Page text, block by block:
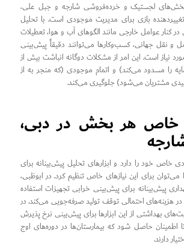
بخش‌های لجستیک و خرده‌فروشی شارجه و جبل علی،
بازی برای مدیریت موجودی است. با تحلیل
کنار عوامل خارجی مانند الگوهای آب و هوا، تعطیلات
نقل جهانی، کسب‌وکارها می‌توانند دقیقاً پیش‌بینی
نیاز است. این امر از مشکلات دوگانه انباشت بیش از
را مسدود می‌کند) و اتمام موجودی (که منجر به از
مشتریان می‌شود) جلوگیری می‌کند.
خاص هر بخش در دبی،
خاص خود را دارد و ابزارهای تحلیل پیش‌بینانه برای
می‌توان برای این نیازهای خاص تنظیم کرد. در ابوظبی،
پیش‌بینانه برای پیش‌بینی خرابی تجهیزات استفاده
در هزینه‌های احتمالی توقف تولید صرفه‌جویی می‌کند. در
بهداشتی از این ابزارها برای پیش‌بینی نرخ پذیرش
اطمینان حاصل شود که بیمارستان‌ها در دوره‌های اوج
دارند.